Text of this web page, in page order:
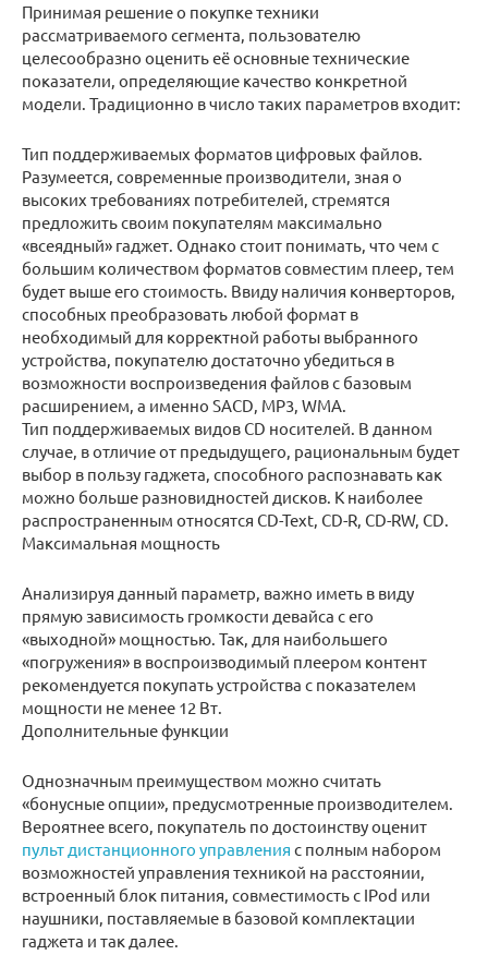
Принимая решение о покупке техники
рассматриваемого сегмента, пользователю
целесообразно оценить её основные технические
показатели, определяющие качество конкретной
модели. Традиционно в число таких параметров входит:
Тип поддерживаемых форматов цифровых файлов.
Разумеется, современные производители, зная о
высоких требованиях потребителей, стремятся
предложить своим покупателям максимально
«всеядный» гаджет. Однако стоит понимать, что чем с
большим количеством форматов совместим плеер, тем
будет выше его стоимость. Ввиду наличия конверторов,
способных преобразовать любой формат в
необходимый для корректной работы выбранного
устройства, покупателю достаточно убедиться в
возможности воспроизведения файлов с базовым
расширением, а именно SACD, MP3, WMA.
Тип поддерживаемых видов CD носителей. В данном
случае, в отличие от предыдущего, рациональным будет
выбор в пользу гаджета, способного распознавать как
можно больше разновидностей дисков. К наиболее
распространенным относятся CD-Text, CD-R, CD-RW, CD.
Максимальная мощность
Анализируя данный параметр, важно иметь в виду
прямую зависимость громкости девайса с его
«выходной» мощностью. Так, для наибольшего
«погружения» в воспроизводимый плеером контент
рекомендуется покупать устройства с показателем
мощности не менее 12 Вт.
Дополнительные функции
Однозначным преимуществом можно считать
«бонусные опции», предусмотренные производителем.
Вероятнее всего, покупатель по достоинству оценит
пульт дистанционного управления с полным набором
возможностей управления техникой на расстоянии,
встроенный блок питания, совместимость с IPod или
наушники, поставляемые в базовой комплектации
гаджета и так далее.